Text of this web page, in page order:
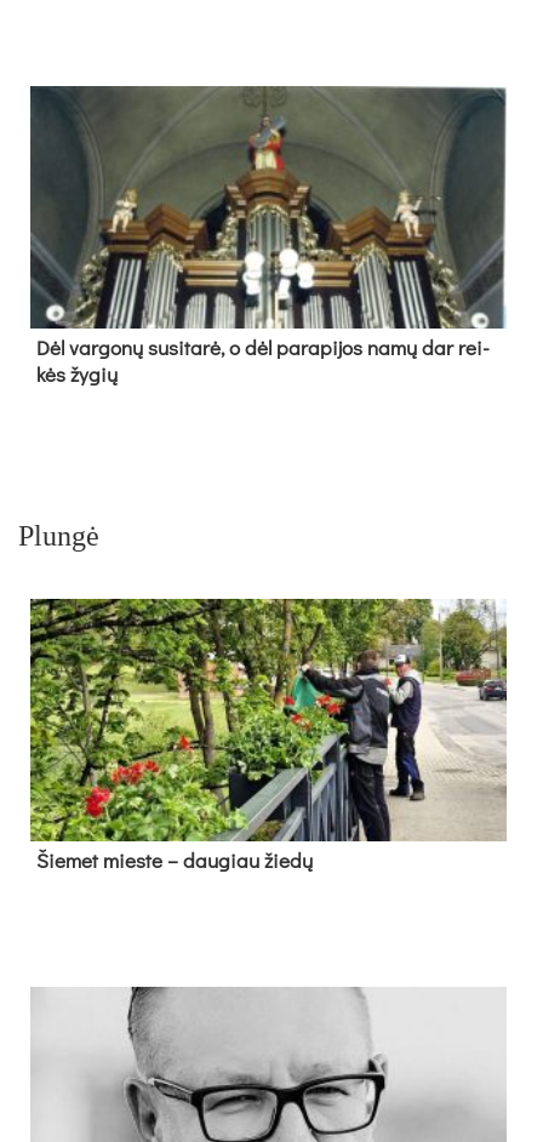
Dėl var­go­nų su­si­ta­rė, o dėl pa­ra­pi­jos na­mų dar rei­
kės žy­gių
Plungė
Šie­met mies­te – dau­giau žie­dų